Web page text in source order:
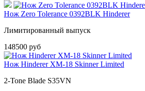
Нож Zero Tolerance 0392BLK Hinderer
Лимитированный выпуск
148500 руб
Нож Hinderer XM-18 Skinner Limited
2-Tone Blade S35VN